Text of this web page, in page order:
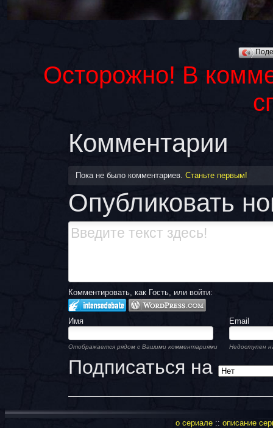
Осторожно! В
Комментарии
Пока не было комментариев. Станьте первым!
Опубликовать
Комментировать, как Гость, или войти:
Имя Email
Отображается рядом с Вашими комментариями Недоступен
Подписаться на
о сериале ::описание